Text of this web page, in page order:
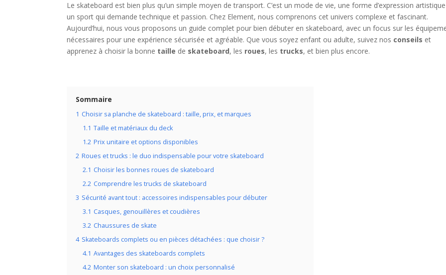
Le skateboard est bien plus qu’un simple moyen de transport. C’est un mode de vie, une forme d’expression
un sport qui demande technique et passion. Chez Element, nous comprenons cet univers complexe et fascinant.
Aujourd’hui, nous vous proposons un guide complet pour bien débuter en skateboard, avec un focus sur les
nécessaires pour une expérience sécurisée et agréable. Que vous soyez enfant ou adulte, suivez nos conseils et
apprenez à choisir la bonne taille de skateboard, les roues, les trucks, et bien plus encore.
Sommaire
1 Choisir sa planche de skateboard : taille, prix, et marques
1.1 Taille et matériaux du deck
1.2 Prix unitaire et options disponibles
2 Roues et trucks : le duo indispensable pour votre skateboard
2.1 Choisir les bonnes roues de skateboard
2.2 Comprendre les trucks de skateboard
3 Sécurité avant tout : accessoires indispensables pour débuter
3.1 Casques, genouillères et coudières
3.2 Chaussures de skate
4 Skateboards complets ou en pièces détachées : que choisir ?
4.1 Avantages des skateboards complets
4.2 Monter son skateboard : un choix personnalisé